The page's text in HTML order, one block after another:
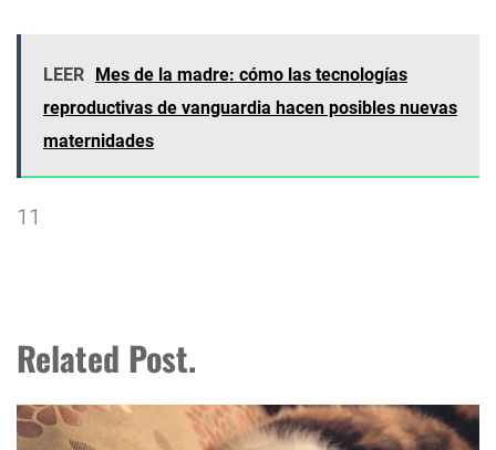
LEER
Mes de la madre: cómo las tecnologías
reproductivas de vanguardia hacen posibles nuevas
maternidades
11
Related Post.